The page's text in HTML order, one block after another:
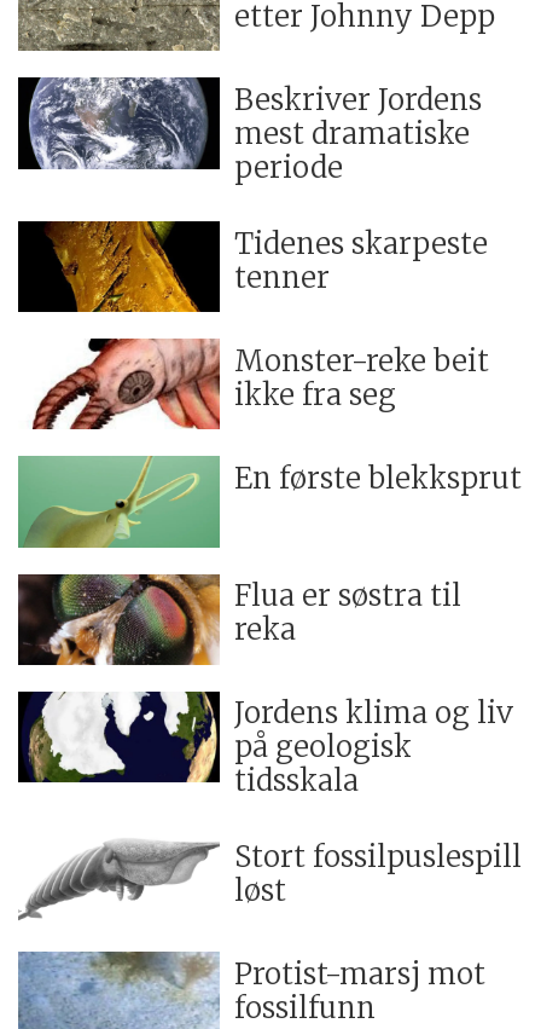
etter Johnny Depp
Beskriver Jordens
mest dramatiske
periode
Tidenes skarpeste
tenner
Monster-reke beit
ikke fra seg
En første blekksprut
Flua er søstra til
reka
Jordens klima og liv
på geologisk
tidsskala
Stort fossilpuslespill
løst
Protist-marsj mot
fossilfunn